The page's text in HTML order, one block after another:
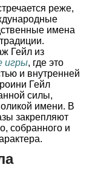
реже,
имена
Гейл из
игры, где это
и внутренней
Гейл
силы,
имени. В
закрепляют
собранного и